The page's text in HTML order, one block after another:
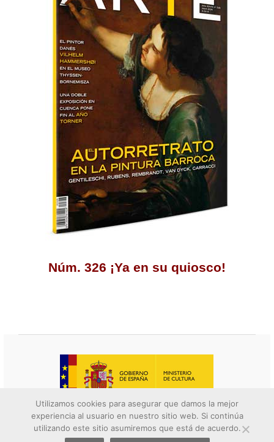
Núm. 326 ¡Ya en su quiosco!
© 2026 Descubrir el arte. All rights reserved.
Aviso legal||Política de privacidad||Política de
Utilizamos cookies para asegurar que damos la mejor
experiencia al usuario en nuestro sitio web. Si continúa
utilizando este sitio asumiremos que está de acuerdo.